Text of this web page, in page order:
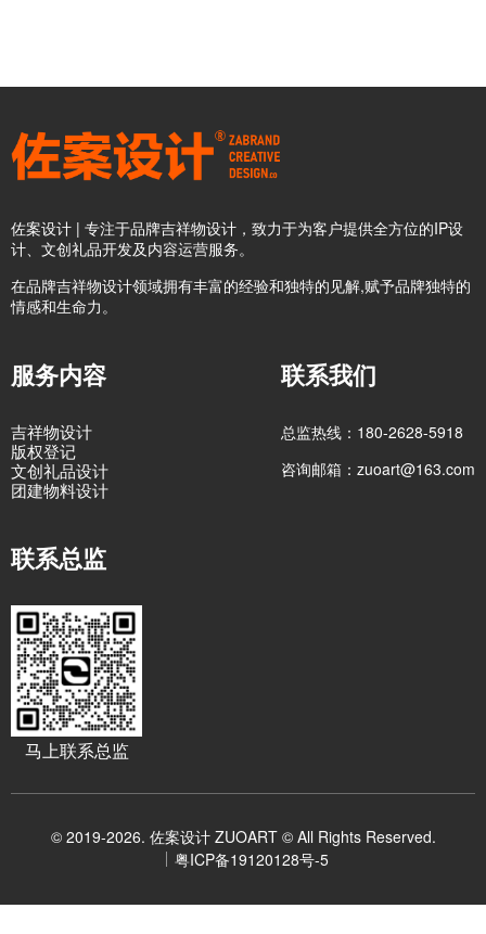
佐案设计 | 专注于品牌吉祥物设计，致力于为客户提供全方位的IP设
计、文创礼品开发及内容运营服务。
在品牌吉祥物设计领域拥有丰富的经验和独特的见解,赋予品牌独特的
情感和生命力。
服务内容
吉祥物设计
版权登记
文创礼品设计
团建物料设计
联系我们
总监热线：180-2628-5918
咨询邮箱：zuoart@163.com
联系总监
马上联系总监
© 2019-2026. 佐案设计 ZUOART © All Rights Reserved.
粤ICP备19120128号-5